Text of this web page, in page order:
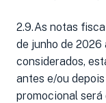
2.9.As notas
de junho de 2026
considerados,
antes e/ou
promocional